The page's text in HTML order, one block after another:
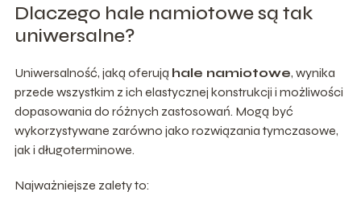
Dlaczego hale namiotowe są tak
uniwersalne?
Uniwersalność, jaką oferują hale namiotowe, wynika
przede wszystkim z ich elastycznej konstrukcji i możliwości
dopasowania do różnych zastosowań. Mogą być
wykorzystywane zarówno jako rozwiązania tymczasowe,
jak i długoterminowe.
Najważniejsze zalety to: